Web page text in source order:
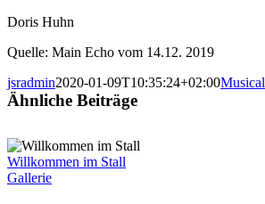
Doris Huhn
Quelle: Main Echo vom 14.12. 2019
jsradmin2020-01-09T10:35:24+02:00Musical
Ähnliche Beiträge
Willkommen im Stall
Gallerie